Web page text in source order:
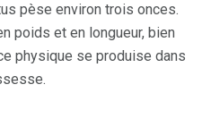
pèse environ trois onces.
poids et en longueur, bien
physique se produise dans